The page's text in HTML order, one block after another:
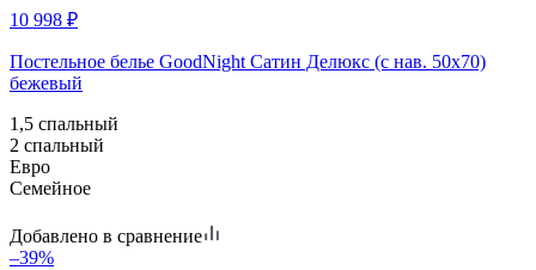
10 998 ₽
Постельное белье GoodNight Сатин Делюкс (с нав. 50х70)
бежевый
1,5 спальный
2 спальный
Евро
Семейное
Добавлено в сравнение
–39%